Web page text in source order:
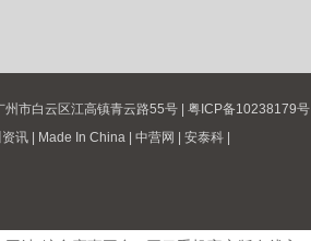
市白云区江高镇青云路55号 | 粤ICP备10238179号
讯 Made In China 中营网 安泰科